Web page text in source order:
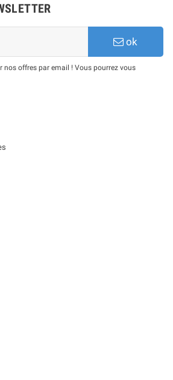
ok
nos offres par email ! Vous pourrez vous